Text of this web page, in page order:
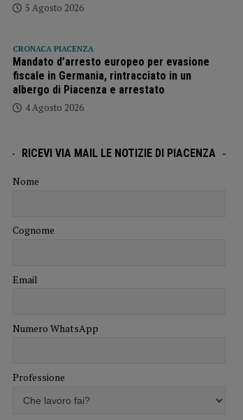
5 Agosto 2026
CRONACA PIACENZA
Mandato d’arresto europeo per evasione
fiscale in Germania, rintracciato in un
albergo di Piacenza e arrestato
4 Agosto 2026
RICEVI VIA MAIL LE NOTIZIE DI PIACENZA
Nome
Cognome
Email
Numero WhatsApp
Professione